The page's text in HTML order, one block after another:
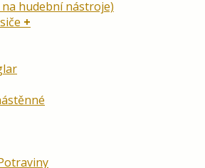
hudební nástroje)